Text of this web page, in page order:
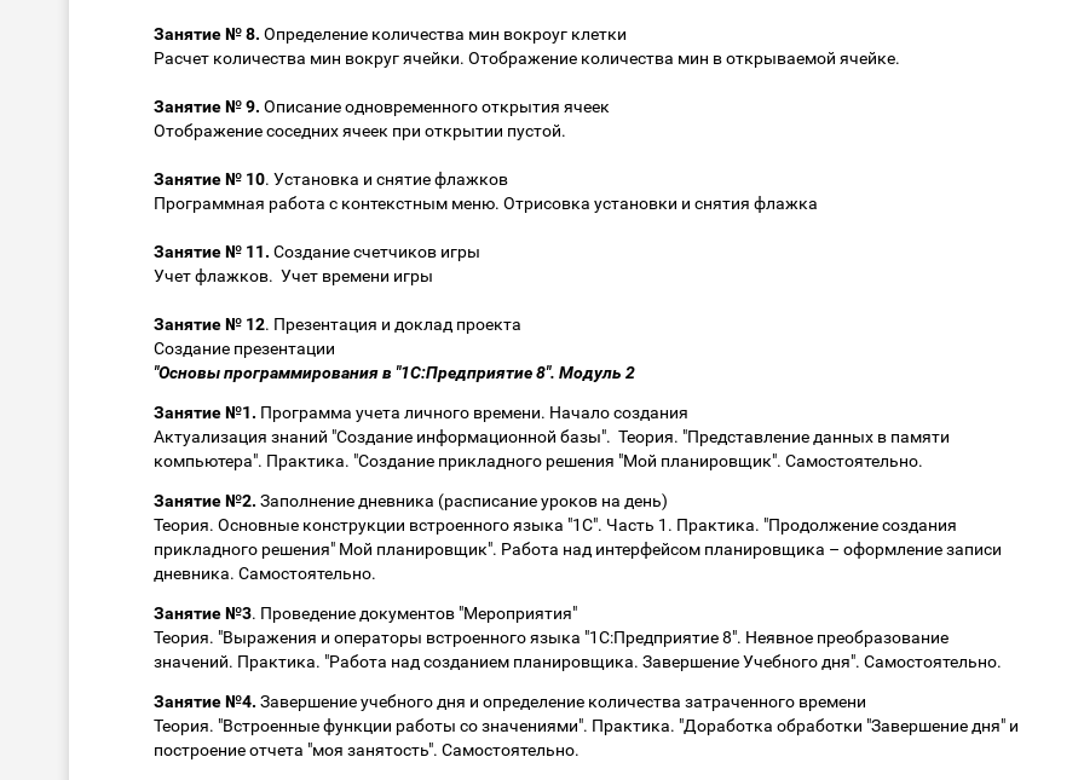
Занятие № 8. Определение количества мин вокроуг клетки
Расчет количества мин вокруг ячейки. Отображение количества мин в открываемой ячейке.
Занятие № 9. Описание одновременного открытия ячеек
Отображение соседних ячеек при открытии пустой.
Занятие № 10. Установка и снятие флажков
Программная работа с контекстным меню. Отрисовка установки и снятия флажка
Занятие № 11. Создание счетчиков игры
Учет флажков. Учет времени игры
Занятие № 12. Презентация и доклад проекта
Создание презентации
"Основы программирования в "1С:Предприятие 8". Модуль 2
Занятие №1. Программа учета личного времени. Начало создания
Актуализация знаний "Создание информационной базы". Теория. "Представление данных в памяти
компьютера". Практика. "Создание прикладного решения "Мой планировщик". Самостоятельно.
Занятие №2. Заполнение дневника (расписание уроков на день)
Теория. Основные конструкции встроенного языка "1С". Часть 1. Практика. "Продолжение создания
прикладного решения" Мой планировщик". Работа над интерфейсом планировщика – оформление записи
дневника. Самостоятельно.
Занятие №3. Проведение документов "Мероприятия"
Теория. "Выражения и операторы встроенного языка "1С:Предприятие 8". Неявное преобразование
значений. Практика. "Работа над созданием планировщика. Завершение Учебного дня". Самостоятельно.
Занятие №4. Завершение учебного дня и определение количества затраченного времени
Теория. "Встроенные функции работы со значениями". Практика. "Доработка обработки "Завершение дня" и
построение отчета "моя занятость". Самостоятельно.